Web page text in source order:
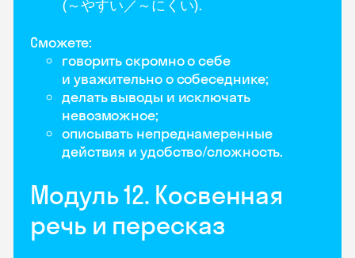
(～やすい／～にくい).
Сможете:
говорить скромно о себе
и уважительно о собеседнике;
делать выводы и исключать
невозможное;
описывать непреднамеренные
действия и удобство/сложность.
Модуль 12. Косвенная
речь и пересказ